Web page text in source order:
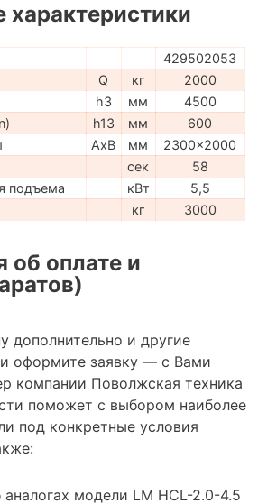
характеристики
429502053
Q кг
2000
h3 мм
4500
h13 мм
600
AxB мм
2300x2000
сек
58
подъема
кВт
5,5
кг 3000
оплате и
дополнительно и другие
оформите заявку — с Вами
компании Поволжская техника
поможет с выбором наиболее
под конкретные условия
модели LM HCL-2.0-4.5